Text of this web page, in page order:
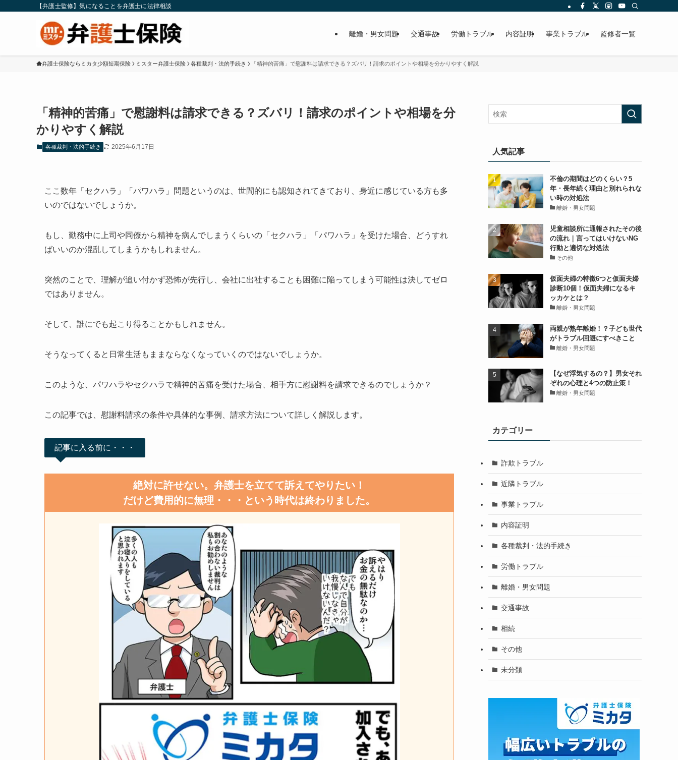
【弁護士監修】気になることを弁護士に法律相談
離婚・男女問題 交通事故 労働トラブル 内容証明 事業トラブル 監修者一覧
弁護士保険ならミカタ少額短期保険 ミスター弁護士保険 各種裁判・法的手続き 「精神的苦痛」で慰謝料は請求できる？ズバリ！請求のポイントや相場を分かりやすく解説
「精神的苦痛」で慰謝料は請求できる？ズバリ！請求のポイントや相場を分
かりやすく解説
各種裁判・法的手続き 2025年6月17日
ここ数年「セクハラ」「パワハラ」問題というのは、世間的にも認知されてきており、身近に感じている方も多
いのではないでしょうか。
もし、勤務中に上司や同僚から精神を病んでしまうくらいの「セクハラ」「パワハラ」を受けた場合、どうすれ
ばいいのか混乱してしまうかもしれません。
突然のことで、理解が追い付かず恐怖が先行し、会社に出社することも困難に陥ってしまう可能性は決してゼロ
ではありません。
そして、誰にでも起こり得ることかもしれません。
そうなってくると日常生活もままならなくなっていくのではないでしょうか。
このような、パワハラやセクハラで精神的苦痛を受けた場合、相手方に慰謝料を請求できるのでしょうか？
この記事では、慰謝料請求の条件や具体的な事例、請求方法について詳しく解説します。
記事に入る前に・・・
絶対に許せない。弁護士を立てて訴えてやりたい！
だけど費用的に無理・・・という時代は終わりました。
人気記事
不倫の期間はどのくらい？5
年・長年続く理由と別れられな
い時の対処法
離婚・男女問題
児童相談所に通報されたその後
の流れ｜言ってはいけないNG
行動と適切な対処法
その他
仮面夫婦の特徴6つと仮面夫婦
診断10個！仮面夫婦になるキ
ッカケとは？
離婚・男女問題
両親が熟年離婚！？子ども世代
がトラブル回避にすべきこと
離婚・男女問題
【なぜ浮気するの？】男女それ
ぞれの心理と4つの防止策！
離婚・男女問題
カテゴリー
詐欺トラブル
近隣トラブル
事業トラブル
内容証明
各種裁判・法的手続き
労働トラブル
離婚・男女問題
交通事故
相続
その他
未分類